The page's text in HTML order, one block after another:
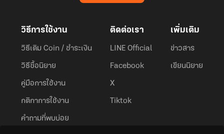
วิธีการใช้งาน
วิธีเติม Coin / ชำระเงิน
วิธีซื้อนิยาย
คู่มือการใช้งาน
กติกาการใช้งาน
คำถามที่พบบ่อย
ติดต่อเรา
LINE Official
Facebook
X
Tiktok
เพิ่มเติม
ข่าวสาร
เขียนนิยาย